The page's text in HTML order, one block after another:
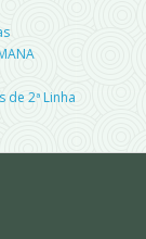
de 2ª Linha